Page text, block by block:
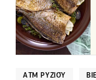
ΑΤΜ ΡΥΖΙΟΎ